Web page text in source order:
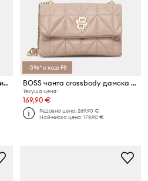
BOSS чанта tote дамска от имитация на кожа Sandy MED Tote
-5%* с код: FS
BOSS чанта crossbody дамска от имитация на кожа B_ICON M Sh. Bag QN
Текуща цена:
169,90 €
Редовна цена:269,90 €
Най-ниска цена:179,90 €